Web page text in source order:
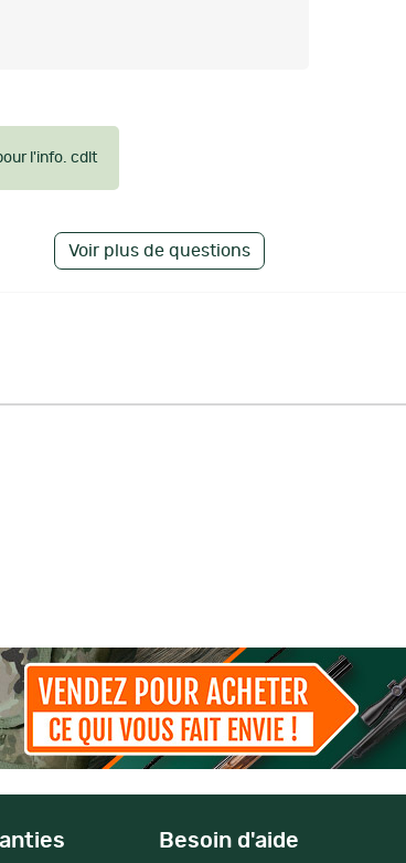
l'info. cdlt
Voir plus de questions
Besoin d'aide